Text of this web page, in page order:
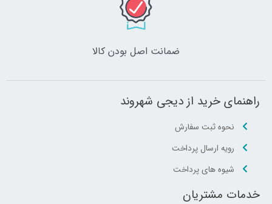
ضمانت اصل‌ بودن کالا
راهنمای خرید از دیجی شهروند
نحوه ثبت سفارش
رویه ارسال پرداخت
شیوه های پرداخت
خدمات مشتریان